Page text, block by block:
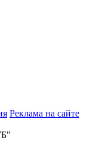
Реклама на сайте